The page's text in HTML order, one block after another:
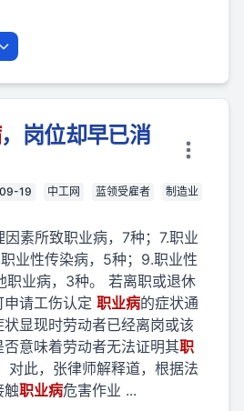
，岗位却早已消
19 中工网 蓝领受雇者
制造业
素所致职业病，7种；7.职业
业性传染病，5种；9.职业性
职业病，3种。 若离职或退休
申请工伤认定 职业病的症状通
显现时劳动者已经离岗或该
意味着劳动者无法证明其职
对此，张律师解释道，根据法
触职业病危害作业 ...